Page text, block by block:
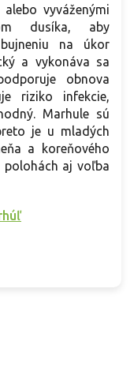
vyváženými
dusíka, aby
na úkor
a vykonáva sa
obnova
riziko infekcie,
Marhule sú
je u mladých
a koreňového
polohách aj voľba